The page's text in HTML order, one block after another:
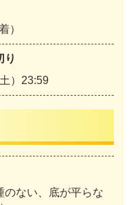
）
り
）23:59
のない、底が平らな